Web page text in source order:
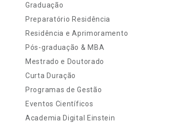
Graduação
Preparatório Residência
Residência e Aprimoramento
Pós-graduação & MBA
Mestrado e Doutorado
Curta Duração
Programas de Gestão
Eventos Científicos
Academia Digital Einstein